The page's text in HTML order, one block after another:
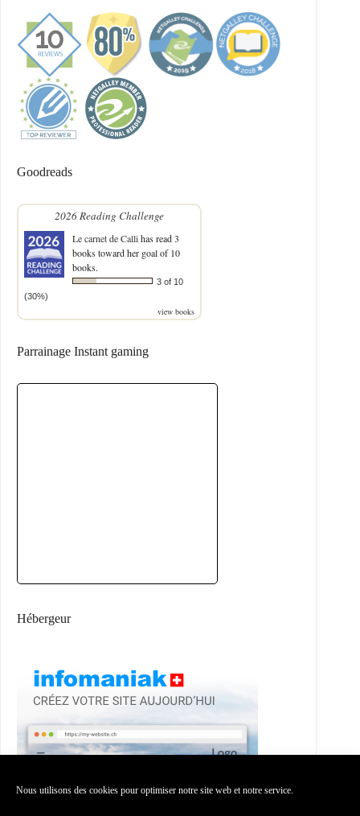
Nous utilisons des cookies pour optimiser notre site web et notre service.
Goodreads
2026 Reading Challenge
Le carnet de Callihas read 3
books toward her goal of 10
books.
3 of 10
(30%)
view books
Parrainage Instant gaming
Hébergeur